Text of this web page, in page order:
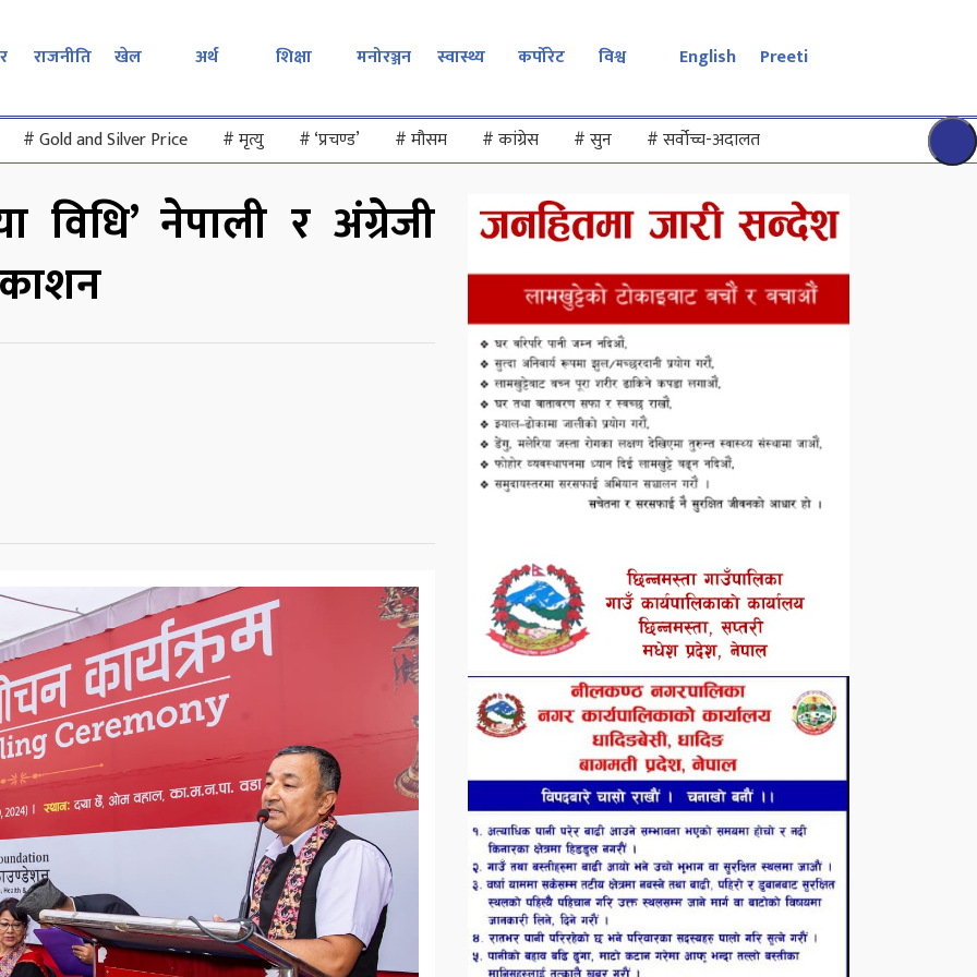
राजनीति खेल अर्थ शिक्षा मनोरञ्जन स्वास्थ्य कर्पोरेट विश्व English Preeti
#Gold and Silver Price #मृत्यु #‘प्रचण्ड’ #मौसम #कांग्रेस #सुन #सर्वोच्च-अदालत
विधि’ नेपाली र अंग्रेजी